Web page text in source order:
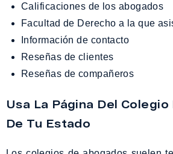
Calificaciones de los abogados
Facultad de Derecho a la que
Información de contacto
Reseñas de clientes
Reseñas de compañeros
Usa La Página Del
De Tu Estado